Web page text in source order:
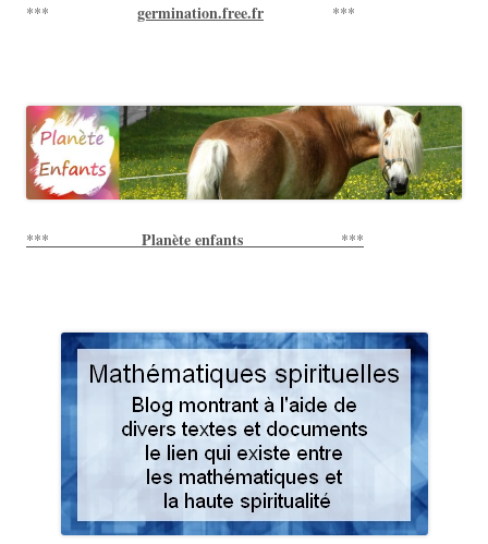
*** germination.free.fr ***
*** Planète enfants ***